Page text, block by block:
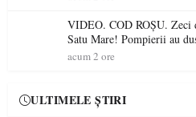
VIDEO. COD ROȘU. Zeci de hectare mistuite de flăcări în
Satu Mare! Pompierii au
pentru a salva o pădure de la
acum 2 ore
ULTIMELE ȘTIRI